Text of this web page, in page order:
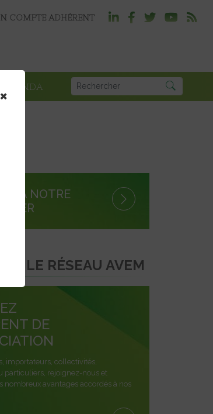
COMPTE ADHÉRENT
AGENDA
À NOTRE
LE RÉSEAU AVEM
DE
importateurs, collectivités,
particuliers, rejoignez-nous et
nombreux avantages accordés à nos
×